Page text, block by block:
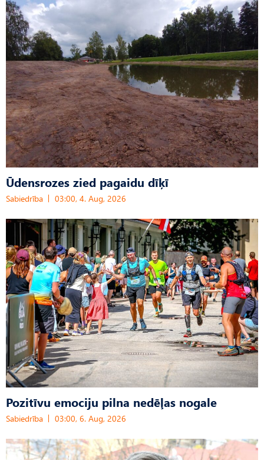
Ūdensrozes zied pagaidu dīķī
Sabiedrība 03:00, 4. Aug, 2026
Pozitīvu emociju pilna nedēļas nogale
Sabiedrība 03:00, 6. Aug, 2026